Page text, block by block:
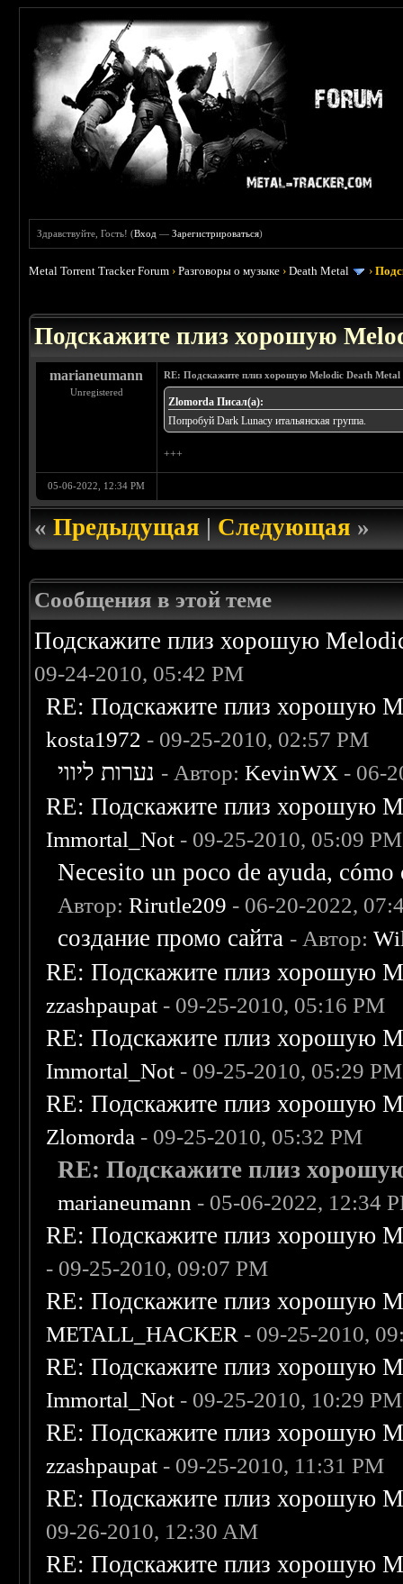
Здравствуйте, Гость! (Вход —Зарегистрироваться)
Metal Torrent Tracker Forum ›Разговоры о музыке ›Death Metal ›
Подскажите плиз хорошую
marianeumann
Unregistered
RE: Подскажите плиз хорошую Melodic Death Metal
Zlomorda Писал(а):
Попробуй Dark Lunacy итальянская группа.
+++
05-06-2022, 12:34 PM
«Предыдущая|Следующая»
Сообщения в этой теме
Подскажите плиз хорошую
09-24-2010, 05:42 PM
RE: Подскажите плиз хорошую
kosta1972 - 09-25-2010, 02:57 PM
נערות ליווי - Автор:KevinWX - 06-
RE: Подскажите плиз хорошую
Immortal_Not - 09-25-2010, 05:09 PM
Necesito un poco de ayuda,
Автор:Rirutle209 - 06-20-2022,
создание промо сайта - Автор:
RE: Подскажите плиз хорошую
zzashpaupat - 09-25-2010, 05:16 PM
RE: Подскажите плиз хорошую
Immortal_Not - 09-25-2010, 05:29 PM
RE: Подскажите плиз хорошую
Zlomorda - 09-25-2010, 05:32 PM
RE: Подскажите плиз
marianeumann - 05-06-2022, 12:34
RE: Подскажите плиз хорошую
- 09-25-2010, 09:07 PM
RE: Подскажите плиз хорошую
METALL_HACKER - 09-25-2010,
RE: Подскажите плиз хорошую
Immortal_Not - 09-25-2010, 10:29 PM
RE: Подскажите плиз хорошую
zzashpaupat - 09-25-2010, 11:31 PM
RE: Подскажите плиз хорошую
09-26-2010, 12:30 AM
RE: Подскажите плиз хорошую